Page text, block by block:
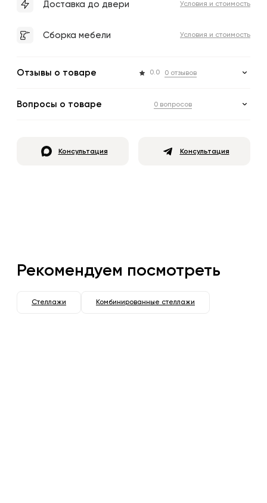
Доставка до двери Условия и стоимость
Сборка мебели Условия и стоимость
Отзывы о товаре 0.0 0 отзывов
Вопросы о товаре 0 вопросов
Консультация Консультация
Рекомендуем посмотреть
Стеллажи Комбинированные стеллажи